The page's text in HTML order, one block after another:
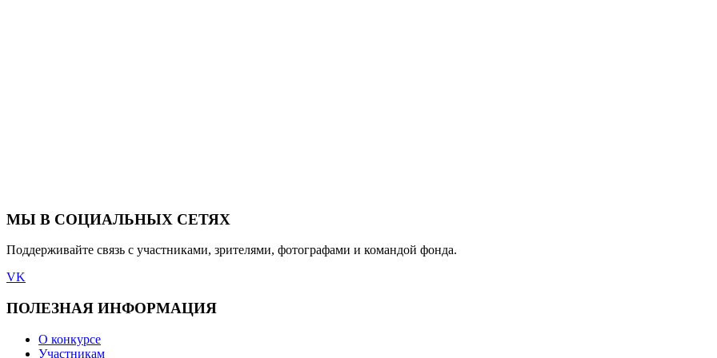
МЫ В СОЦИАЛЬНЫХ СЕТЯХ
Поддерживайте связь с участниками, зрителями, фотографами и командой фонда.
VK
ПОЛЕЗНАЯ ИНФОРМАЦИЯ
О конкурсе
Участникам